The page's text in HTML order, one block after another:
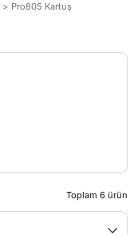
Pro805 Kartuş
Toplam 6 ürün